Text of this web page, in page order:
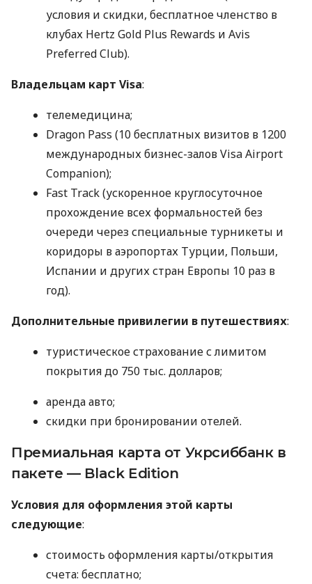
условия и скидки, бесплатное членство в
клубах Hertz Gold Plus Rewards и Avis
Preferred Club).
Владельцам карт Visa:
телемедицина;
Dragon Pass (10 бесплатных визитов в 1200
международных бизнес-залов Visa Airport
Companion);
Fast Track (ускоренное круглосуточное
прохождение всех формальностей без
очереди через специальные турникеты и
коридоры в аэропортах Турции, Польши,
Испании и других стран Европы 10 раз в
год).
Дополнительные привилегии в путешествиях:
туристическое страхование с лимитом
покрытия до 750 тыс. долларов;
аренда авто;
скидки при бронировании отелей.
Премиальная карта от Укрсиббанк в
пакете — Black Edition
Условия для оформления этой карты
следующие:
стоимость оформления карты/открытия
счета: бесплатно;